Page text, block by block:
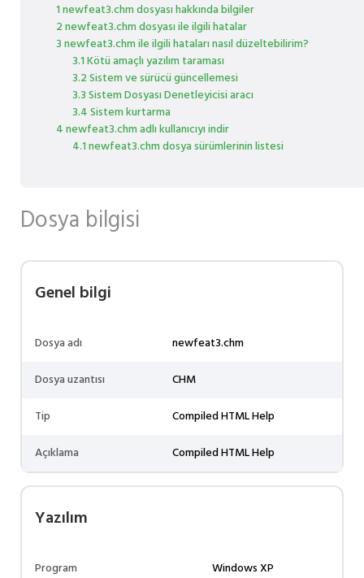
1 newfeat3.chm dosyası hakkında bilgiler
2 newfeat3.chm dosyası ile ilgili hatalar
3 newfeat3.chm ile ilgili hataları nasıl düzeltebilirim?
3.1 Kötü amaçlı yazılım taraması
3.2 Sistem ve sürücü güncellemesi
3.3 Sistem Dosyası Denetleyicisi aracı
3.4 Sistem kurtarma
4 newfeat3.chm adlı kullanıcıyı indir
4.1 newfeat3.chm dosya sürümlerinin listesi
Dosya bilgisi
Genel bilgi
Dosya adı
newfeat3.chm
Dosya uzantısı
CHM
Tip
Compiled HTML Help
Açıklama
Compiled HTML Help
Yazılım
Program Windows XP